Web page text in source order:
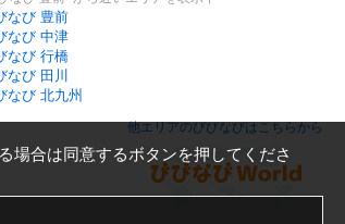
なび 豊前
なび 中津
なび 行橋
なび 田川
なび 北九州
他エリアのびびなびはこちらから
場合は同意するボタンを押してくださ